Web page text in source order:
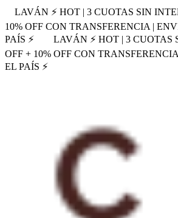
LAVÁN ⚡ HOT | 3 CUOTAS SIN
10% OFF CON TRANSFERENCIA |
PAÍS ⚡
LAVÁN ⚡ HOT | 3 CUOTAS
OFF + 10% OFF CON
EL PAÍS ⚡